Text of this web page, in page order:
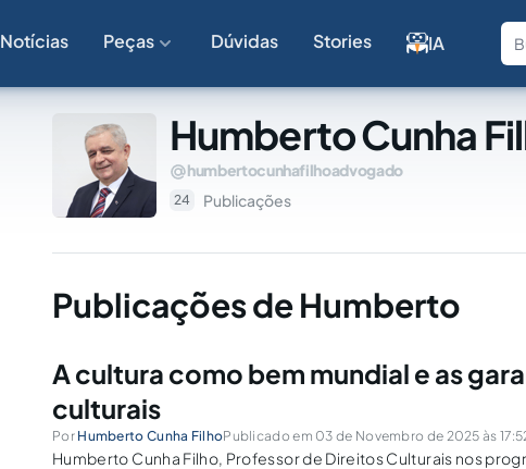
Notícias Peças Dúvidas Stories IA
Humberto Cunha
humbertocunhafilhoadvogado
24 Publicações
Publicações de Humberto
A cultura como bem mundial e as
culturais
Por Humberto Cunha FilhoPublicado em 03 de Novembro de 2025 às
Humberto Cunha Filho, Professor de Direitos Culturais nos